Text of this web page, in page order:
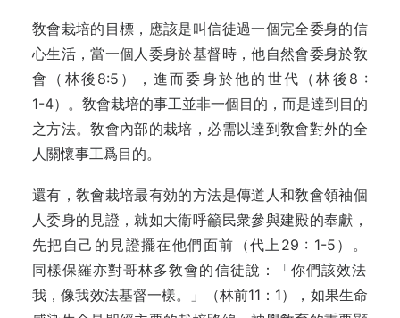
敎會栽培的目標，應該是叫信徒過一‍個完全委身的信
心生活，當一個人委身於‍基督時，他自然會委身於敎
會（林後8:5），進而委身於他的世代（林後8 :
1‍-4）。敎會栽培的事工並非一個目的，‍而是達到目的
之方法。敎會內部的栽培，‍必需以達到敎會對外的全
人關懷事工爲目‍‍的。‍
還有，敎會栽培最有効的方法是傳道‍人和敎會領袖個
人委身的見證，就如大衞‍呼籲民衆參與建殿的奉獻，
先把自己的見‍證擺在他們面前（代上29 : 1-5）。
同‍樣保羅亦對哥林多敎會的信徒說：「你們‍該效法
我，像我效法基督一樣。」（林前‍11：1），如果生命